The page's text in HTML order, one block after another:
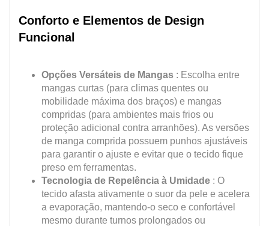
Conforto e Elementos de Design
Funcional
Opções Versáteis de Mangas : Escolha entre
mangas curtas (para climas quentes ou
mobilidade máxima dos braços) e mangas
compridas (para ambientes mais frios ou
proteção adicional contra arranhões). As versões
de manga comprida possuem punhos ajustáveis
para garantir o ajuste e evitar que o tecido fique
preso em ferramentas.
Tecnologia de Repelência à Umidade : O
tecido afasta ativamente o suor da pele e acelera
a evaporação, mantendo-o seco e confortável
mesmo durante turnos prolongados ou